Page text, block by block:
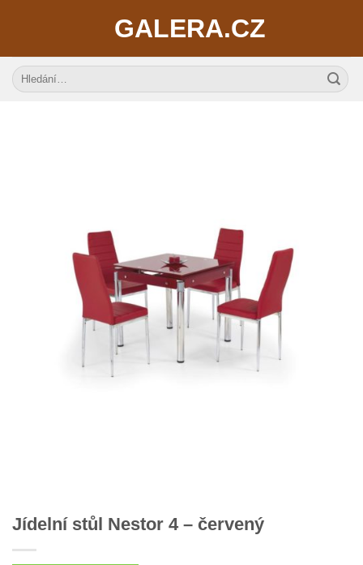
GALERA.CZ
Hledat:
Jídelní stůl Nestor 4 – červený